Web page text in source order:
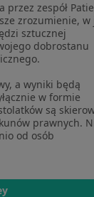
otwiera się
przez zespół
zrozumienie, w
sztucznej
dobrostanu
a wyniki będą
w formie
są
prawnych.
od osób